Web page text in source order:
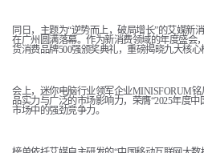
同日，主题为“逆势而上，破局增长”的艾媒新
在广州圆满落幕。作为新消费领域的年度盛会
货消费品牌500强颁奖典礼，重磅揭晓九大核心
会上，迷你电脑行业领军企业MINISFORUM
品实力与广泛的市场影响力，荣膺“2025年度
市场中的强劲竞争力。